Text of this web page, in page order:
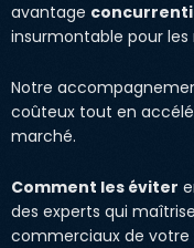
avantage
insurmontable pour les
Notre
coûteux tout en
marché.
Comment les éviter
des experts qui
commerciaux de votre